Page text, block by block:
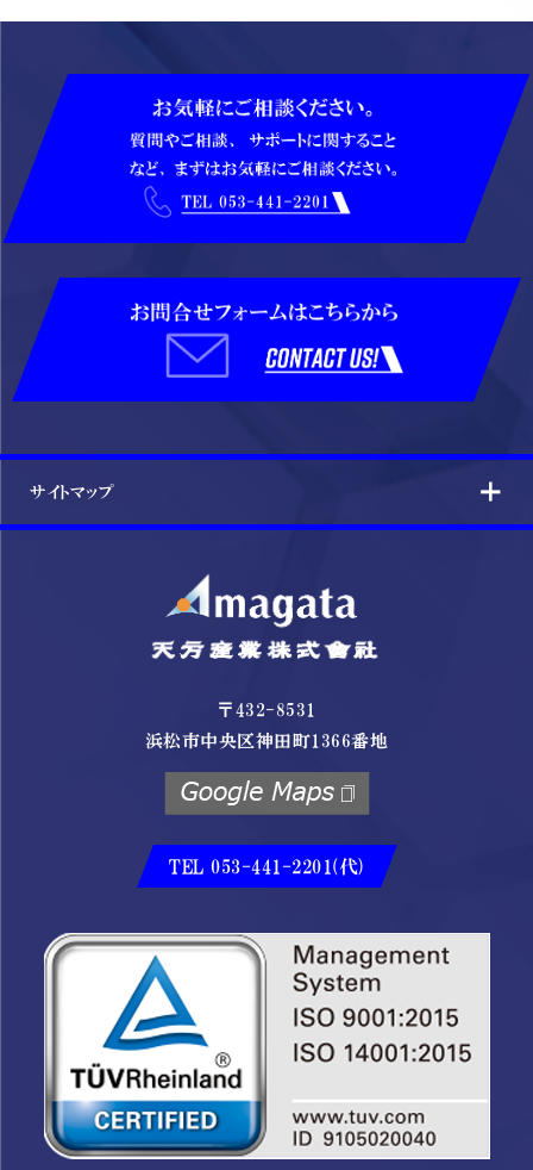
サイトマップ
〒432-8531
浜松市中央区神田町1366番地
TEL 053-441-2201(代)